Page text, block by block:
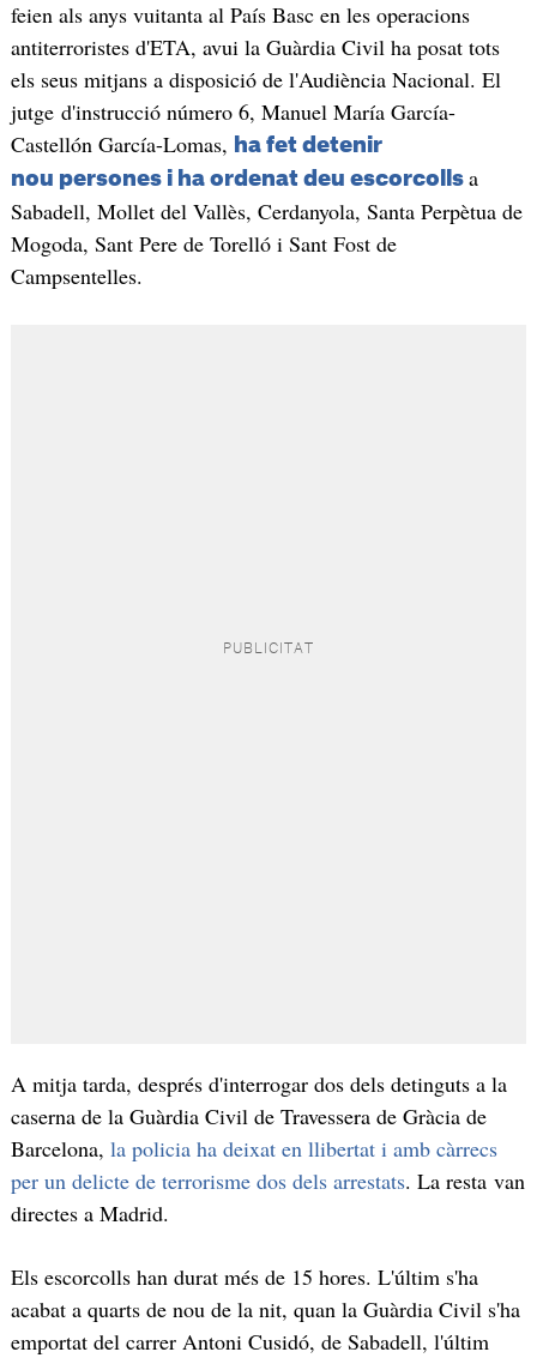
feien als anys vuitanta al País Basc en les operacions
antiterroristes d'ETA, avui la Guàrdia Civil ha posat tots
els seus mitjans a disposició de l'Audiència Nacional. El
jutge d'instrucció número 6, Manuel María García-
Castellón García-Lomas, ha fet detenir
nou persones i ha ordenat deu escorcolls a
Sabadell, Mollet del Vallès, Cerdanyola, Santa Perpètua de
Mogoda, Sant Pere de Torelló i Sant Fost de
Campsentelles.
A mitja tarda, després d'interrogar dos dels detinguts a la
caserna de la Guàrdia Civil de Travessera de Gràcia de
Barcelona, la policia ha deixat en llibertat i amb càrrecs
per un delicte de terrorisme dos dels arrestats. La resta van
directes a Madrid.
Els escorcolls han durat més de 15 hores. L'últim s'ha
acabat a quarts de nou de la nit, quan la Guàrdia Civil s'ha
emportat del carrer Antoni Cusidó, de Sabadell, l'últim